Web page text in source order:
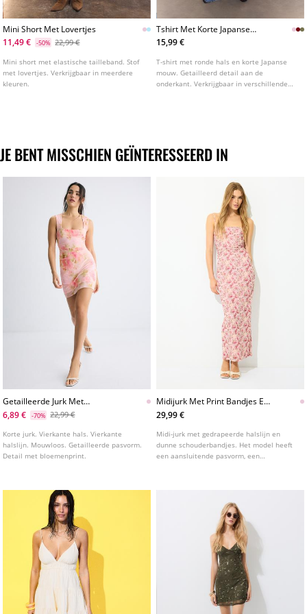
Mini Short Met Lovertjes
11,49 €
-50% 22,99 €
Mini short met elastische tailleband. Stof
met lovertjes. Verkrijgbaar in meerdere
kleuren.
Tshirt Met Korte Japanse
Mouw
15,99 €
T-shirt met ronde hals en korte Japanse
mouw. Getailleerd detail aan de
onderkant. Verkrijgbaar in verschillende
JE BENT MISSCHIEN GEÏNTERESSEERD IN
Getailleerde Jurk Met
Bloemenprint
6,89 € -70% 22,99 €
Korte jurk. Vierkante hals. Vierkante
halslijn. Mouwloos. Getailleerde pasvorm.
Detail met bloemenprint.
Midijurk Met Print Bandjes En
Plooien
29,99 €
Midi-jurk met gedrapeerde halslijn en
dunne schouderbandjes. Het model heeft
een aansluitende pasvorm, een